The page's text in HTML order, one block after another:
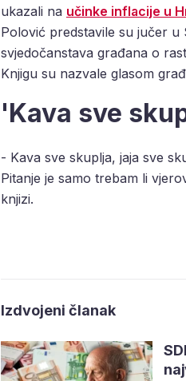
ukazali na učinke inflacije u
Polović predstavile su jučer u
svjedočanstava građana o
Knjigu su nazvale glasom
'Kava sve
- Kava sve skuplja, jaja sve
Pitanje je samo trebam li
knjizi.
Izdvojeni članak